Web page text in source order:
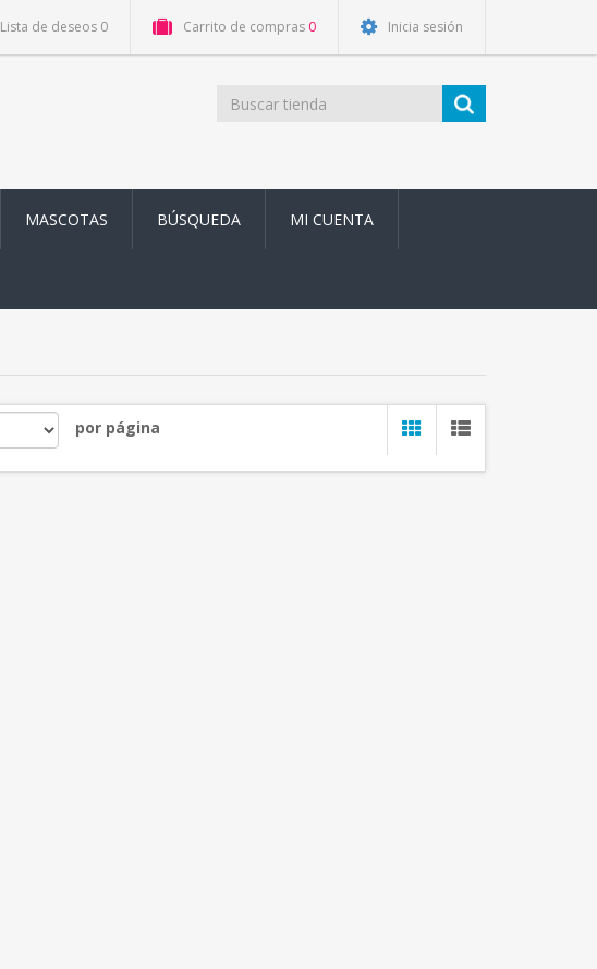
Lista de deseos 0 Carrito de compras 0 Inicia sesión
MASCOTAS BÚSQUEDA MI CUENTA
por página